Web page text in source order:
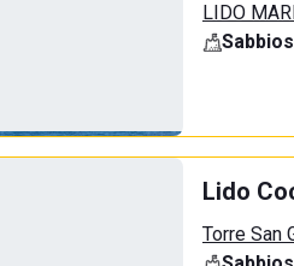
LIDO
Lido
Torre San